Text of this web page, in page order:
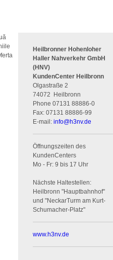
Heilbronner Hohenloher
Haller Nahverkehr GmbH
(HNV)
KundenCenter Heilbronn
Olgastraße 2
74072
Heilbronn
Phone07131 88886-0
Fax:07131 88886-99
E-mail:info@h3nv.de
Öffnungszeiten des
KundenCenters
Mo - Fr: 9 bis 17 Uhr
Nächste Haltestellen:
Heilbronn "Hauptbahnhof"
und "NeckarTurm am Kurt-
Schumacher-Platz"
www.h3nv.de